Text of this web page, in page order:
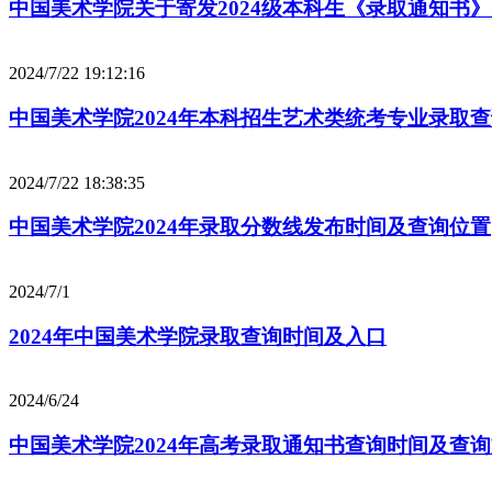
中国美术学院关于寄发2024级本科生《录取通知书
2024/7/22 19:12:16
中国美术学院2024年本科招生艺术类统考专业录取
2024/7/22 18:38:35
中国美术学院2024年录取分数线发布时间及查询位置
2024/7/1
2024年中国美术学院录取查询时间及入口
2024/6/24
中国美术学院2024年高考录取通知书查询时间及查